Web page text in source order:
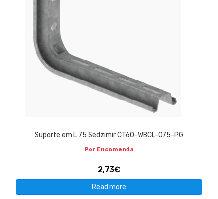
Suporte em L 75 Sedzimir CT60-WBCL-075-PG
Por Encomenda
2,73€
Read more